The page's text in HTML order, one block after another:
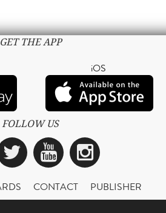
GET THE APP
iOS
FOLLOW US
TwitterYouTubeInstagram
CONTACT PUBLISHER